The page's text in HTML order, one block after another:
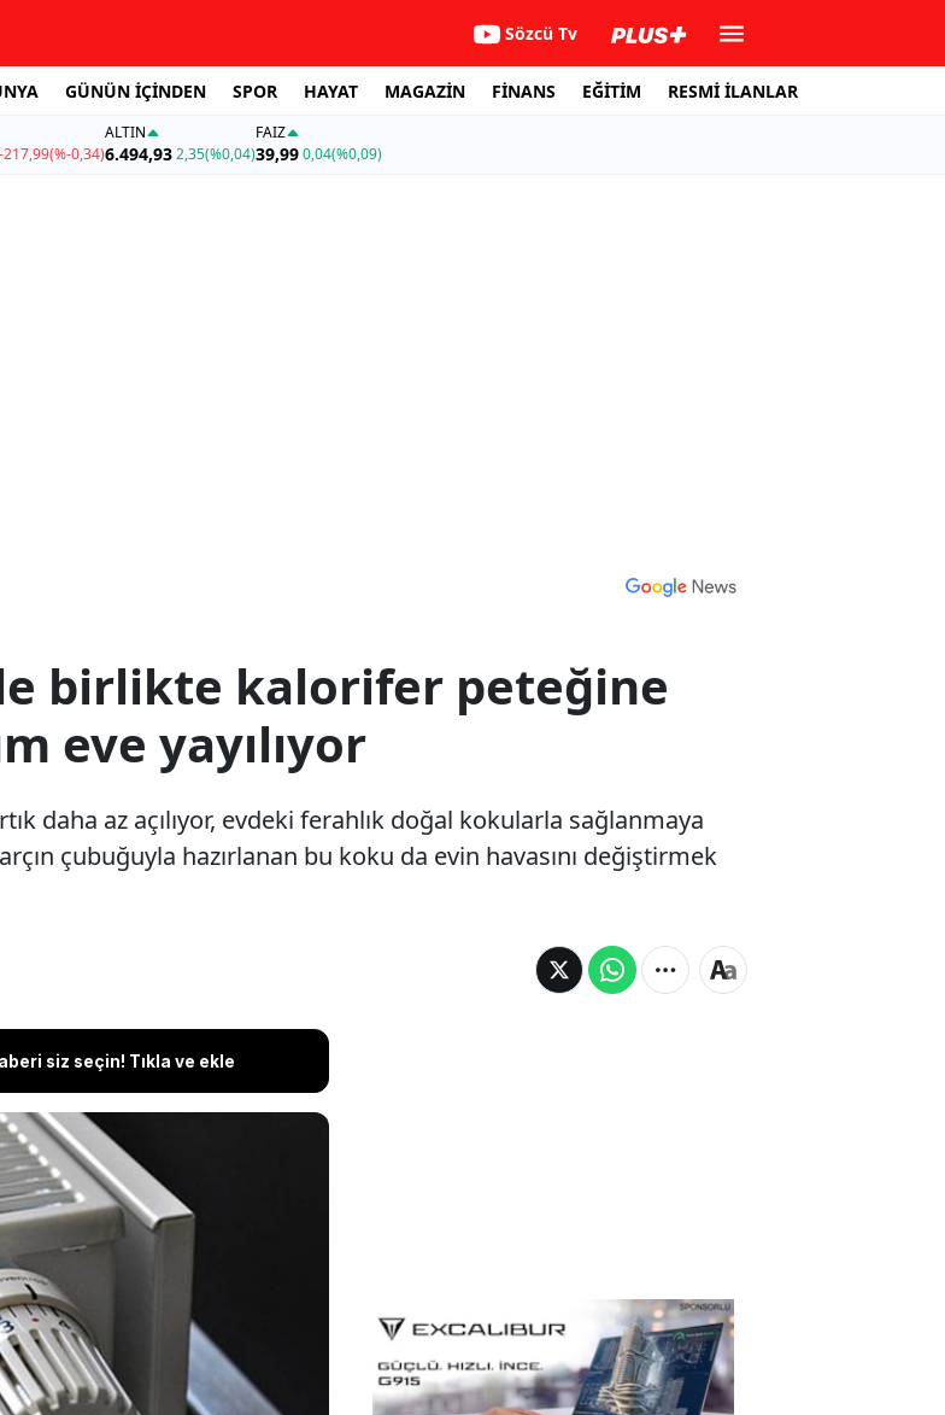
Sözcü Tv
GÜNÜN İÇİNDEN SPOR HAYAT MAGAZİN FİNANS EĞİTİM RESMİ İLANLAR
-217,99(%-0,34)
ALTIN
6.494,932,35(%0,04)
FAİZ
39,990,04(%0,09)
birlikte kalorifer peteğine
eve yayılıyor
daha az açılıyor, evdeki ferahlık doğal kokularla sağlanmaya
çubuğuyla hazırlanan bu koku da evin havasını değiştirmek
siz seçin! Tıkla ve ekle
Camlar artık daha az açılıyor,
sağlanmaya çalışılıyor. Portal
çubuğuyla hazırlanan bu koku
hazırlanmayı bekliyor.